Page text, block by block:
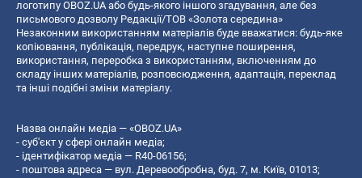
логотипу OBOZ.UA або будь-якого іншого згадування, але без
письмового дозволу Редакції/ТОВ «Золота середина»
Незаконним використанням матеріалів буде вважатися: будь-яке
копiювання, публiкацiя, передрук, наступне поширення,
використання, переробка з використанням, включенням до
складу інших матеріалів, розповсюдження, адаптація, переклад
та інші подібні зміни матеріалу.
Назва онлайн медіа — «OBOZ.UA»
- суб'єкт у сфері онлайн медіа;
- ідентифікатор медіа — R40-06156;
- поштова адреса — вул. Деревообробна, буд. 7, м. Київ, 01013;